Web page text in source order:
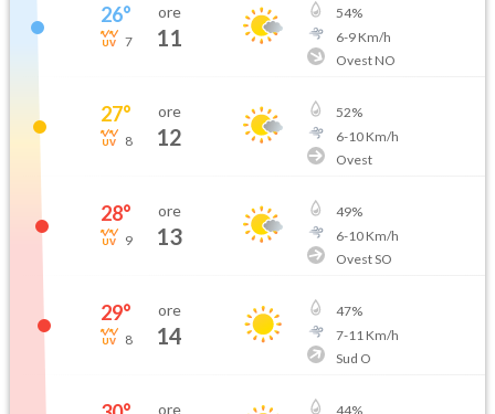
26°
7
ore
11
54%
6-9Km/h
Ovest NO
27°
8
ore
12
52%
6-10Km/h
Ovest
28°
9
ore
13
49%
6-10Km/h
Ovest SO
29°
8
ore
14
47%
7-11 Km/h
Sud O
ore 44%